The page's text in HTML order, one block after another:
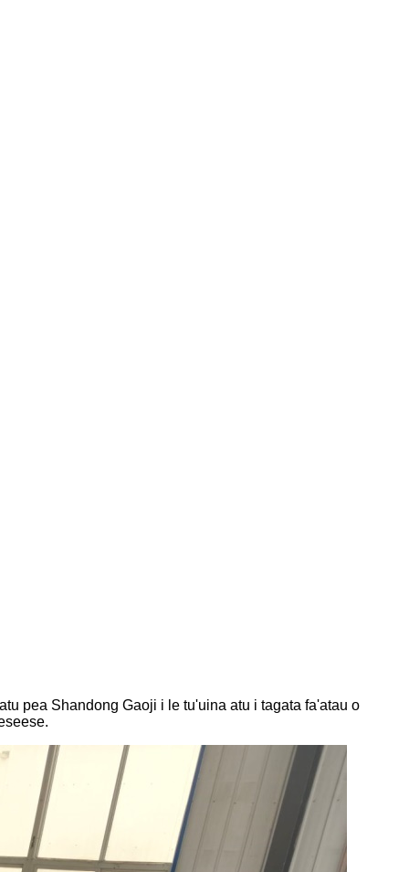
pea Shandong Gaoji i le tu'uina atu i tagata fa'atau o